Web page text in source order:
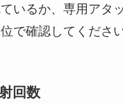
いるか、専用アタ
で確認してください
回数